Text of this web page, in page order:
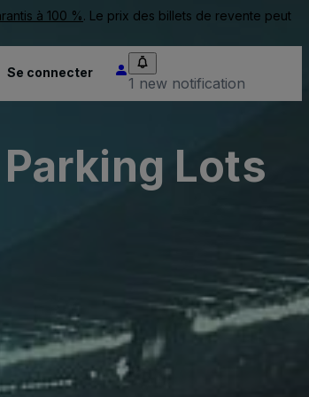
à 100 %. Le prix des billets de revente peut
Se connecter
1 new notification
Lots